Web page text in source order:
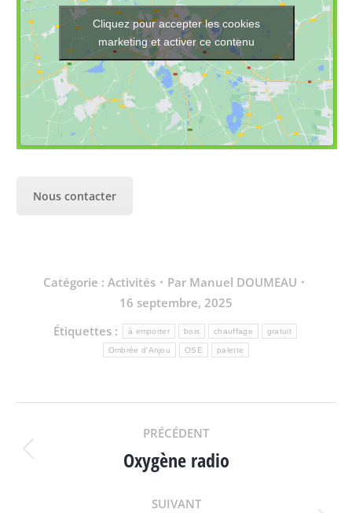
Cliquez pour accepter les cookies
marketing et activer ce contenu
Nous contacter
Catégorie : Activités Par Manuel DOUMEAU
16 septembre, 2025
Étiquettes :
à emporter bois chauffage gratuit
Ombrée d'Anjou OSE palette
NAVIGATION
ARTICLE
PRÉCÉDENT
Article
:
Oxygène radio
SUIVANT